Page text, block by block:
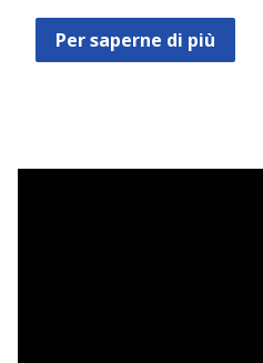
Per saperne di più